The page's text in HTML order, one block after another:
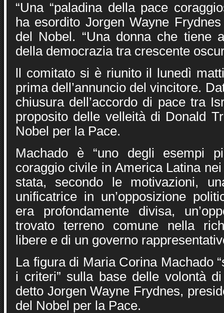
“Una “paladina della pace
ha esordito Jorgen Wayne
del Nobel. “Una donna che tiene
della democrazia tra crescente
ll comitato si è riunito il lunedì
prima dell’annuncio del vincitore.
chiusura dell’accordo di pace tra
proposito delle velleità di Donald
Nobel per la Pace.
Machado è “uno degli esempi
coraggio civile in America Latina nei
stata, secondo le motivazioni,
unificatrice in un’opposizione
era profondamente divisa,
trovato terreno comune nella
libere e di un governo
La figura di Maria Corina Machado
i criteri” sulla base delle volontà
detto Jorgen Wayne Frydnes,
del Nobel per la Pace.